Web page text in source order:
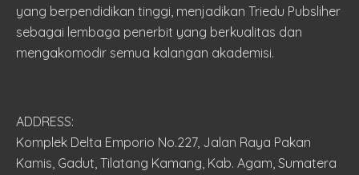
yang berpendidikan tinggi, menjadikan Triedu Pubsliher
sebagai lembaga penerbit yang berkualitas dan
mengakomodir semua kalangan akademisi.
ADDRESS:
Komplek Delta Emporio No.227, Jalan Raya Pakan
Kamis, Gadut, Tilatang Kamang, Kab. Agam, Sumatera